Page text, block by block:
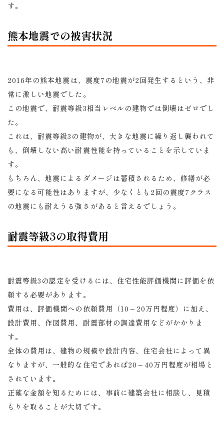
す。
熊本地震での被害状況
2016年の熊本地震は、震度7の地震が2回発生するという、非
常に激しい地震でした。
この地震で、耐震等級3相当レベルの建物では倒壊はゼロでし
た。
これは、耐震等級3の建物が、大きな地震に繰り返し襲われて
も、倒壊しない高い耐震性能を持っていることを示していま
す。
もちろん、地震によるダメージは蓄積されるため、修繕が必
要になる可能性はありますが、少なくとも2回の震度7クラス
の地震にも耐えうる強さがあると言えるでしょう。
耐震等級3の取得費用
耐震等級3の認定を受けるには、住宅性能評価機関に評価を依
頼する必要があります。
費用は、評価機関への依頼費用（10～20万円程度）に加え、
設計費用、作図費用、耐震部材の調達費用などがかかりま
す。
全体の費用は、建物の規模や設計内容、住宅会社によって異
なりますが、一般的な住宅であれば20～40万円程度が相場と
されています。
正確な金額を知るためには、事前に建築会社に相談し、見積
もりを取ることが大切です。